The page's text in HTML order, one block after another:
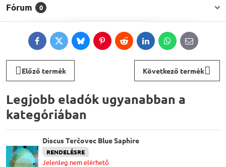
Fórum 0
FacebookTwitterBlueskyPinterestRedditLinkedInWhatsApp
E-
mail
Előző termék Következő termék
Legjobb eladók ugyanabban a
kategóriában
Discus Terčovec Blue Saphire
RENDELÉSRE
Jelenleg nem elérhető